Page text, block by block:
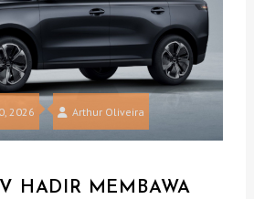
2026 Arthur Oliveira
HADIR MEMBAWA